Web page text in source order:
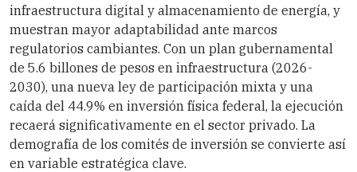
infraestructura digital y almacenamiento de energía, y
muestran mayor adaptabilidad ante marcos
regulatorios cambiantes. Con un plan gubernamental
de 5.6 billones de pesos en infraestructura (2026-
2030), una nueva ley de participación mixta y una
caída del 44.9% en inversión física federal, la ejecución
recaerá significativamente en el sector privado. La
demografía de los comités de inversión se convierte así
en variable estratégica clave.